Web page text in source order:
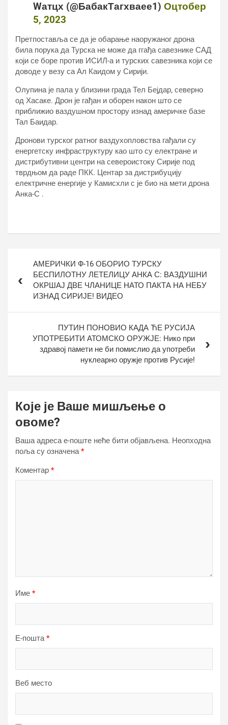
Wатцх (@БабакТагхваее1) Оцтобер
5, 2023
Претпоставља се да је обарање наоружаног дрона
била порука да Турска не може да ггађа савезнике САД
који се боре против ИСИЛ-а и турских савезника који се
доводе у везу са Ал Каидом у Сирији.
Олупина је пала у близини града Тел Бејдар, северно
од Хасаке. Дрон је гађан и оборен након што се
приближио ваздушном простору изнад америчке базе
Тал Баидар.
Дронови турског ратног ваздухопловства гађали су
енергетску инфраструктуру као што су електране и
дистрибутивни центри на североистоку Сирије под
тврдњом да раде ПКК. Центар за дистрибуцију
електричне енергије у Камисхли с је био на мети дрона
Анка-С .
чланкаАМЕРИЧКИ Ф-16 ОБОРИО ТУРСКУ
БЕСПИЛОТНУ ЛЕТЕЛИЦУ АНКА С: ВАЗДУШНИ
ОКРШАЈ ДВЕ ЧЛАНИЦЕ НАТО ПАКТА НА НЕБУ
ИЗНАД СИРИЈЕ! ВИДЕО
ПУТИН ПОНОВИО КАДА ЋЕ РУСИЈА
УПОТРЕБИТИ АТОМСКО ОРУЖЈЕ: Нико при
здравој памети не би помислио да употреби
нуклеарно оружје против Русије!
Које је Ваше мишљење о
овоме?
Ваша адреса е-поште неће бити објављена. Неопходна
поља су означена*
Коментар *
Име *
Е-пошта*
Веб место